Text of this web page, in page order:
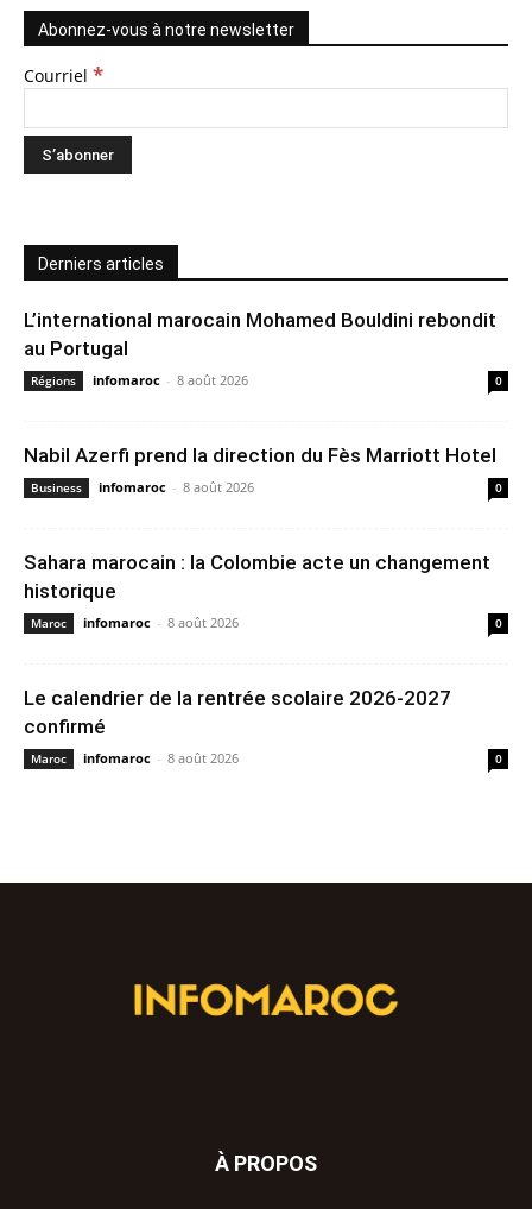
Abonnez-vous à notre newsletter
Courriel *
Derniers articles
L’international marocain Mohamed Bouldini rebondit
au Portugal
Régions infomaroc - 8 août 2026 0
Nabil Azerfi prend la direction du Fès Marriott Hotel
Business infomaroc - 8 août 2026 0
Sahara marocain : la Colombie acte un changement
historique
Maroc infomaroc - 8 août 2026 0
Le calendrier de la rentrée scolaire 2026-2027
confirmé
Maroc infomaroc - 8 août 2026 0
À PROPOS